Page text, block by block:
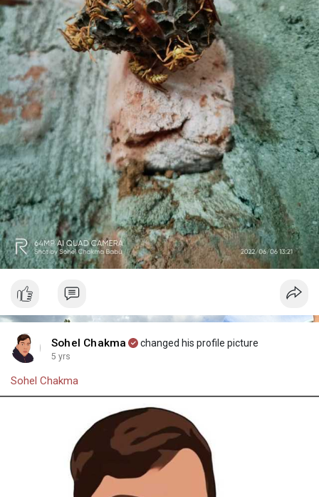
Sohel Chakma changed his profile picture
5 yrs
Sohel Chakma